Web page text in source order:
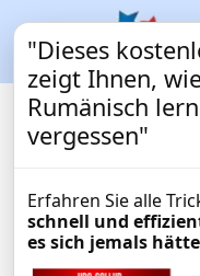
"Dieses
zeigt Ihnen,
Rumänisch
vergessen"
Erfahren Sie alle
schnell und
es sich jemals